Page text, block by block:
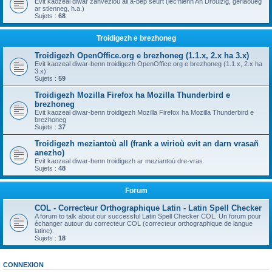
ar stlenneg, h.a.)
Sujets : 68
Troidigezh e brezhoneg
Troidigezh OpenOffice.org e brezhoneg (1.1.x, 2.x ha 3.x)
Evit kaozeal diwar-benn troidigezh OpenOffice.org e brezhoneg (1.1.x, 2.x ha
3.x)
Sujets : 59
Troidigezh Mozilla Firefox ha Mozilla Thunderbird e
brezhoneg
Evit kaozeal diwar-benn troidigezh Mozilla Firefox ha Mozilla Thunderbird e
brezhoneg
Sujets : 37
Troidigezh meziantoù all (frank a wirioù evit an darn vrasañ
anezho)
Evit kaozeal diwar-benn troidigezh ar meziantoù dre-vras
Sujets : 48
Forum
COL - Correcteur Orthographique Latin - Latin Spell Checker
A forum to talk about our successful Latin Spell Checker COL. Un forum pour
échanger autour du correcteur COL (correcteur orthographique de langue
latine).
Sujets : 18
CONNEXION